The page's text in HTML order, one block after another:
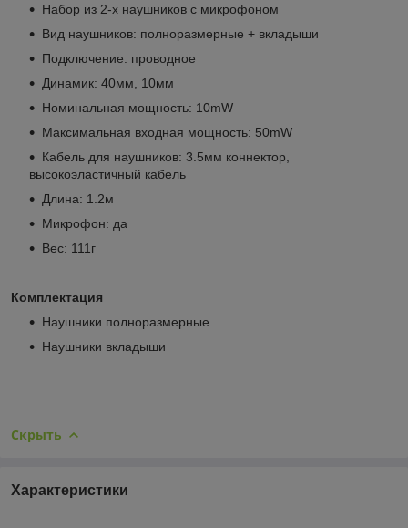
Набор из 2-х наушников с микрофоном
Вид наушников: полноразмерные + вкладыши
Подключение: проводное
Динамик: 40мм, 10мм
Номинальная мощность: 10mW
Максимальная входная мощность: 50mW
Кабель для наушников: 3.5мм коннектор,
высокоэластичный кабель
Длина: 1.2м
Микрофон: да
Вес: 111г
Комплектация
Наушники полноразмерные
Наушники вкладыши
Скрыть
Характеристики